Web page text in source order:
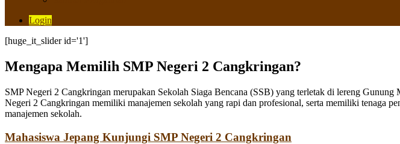
Login
[huge_it_slider id='1']
Mengapa Memilih SMP Negeri 2 Cangkringan?
SMP Negeri 2 Cangkringan merupakan Sekolah Siaga Bencana (SSB) yang terletak di lereng
Negeri 2 Cangkringan memiliki manajemen sekolah yang rapi dan profesional, serta memiliki tenaga
manajemen sekolah.
Mahasiswa Jepang Kunjungi SMP Negeri 2 Cangkringan